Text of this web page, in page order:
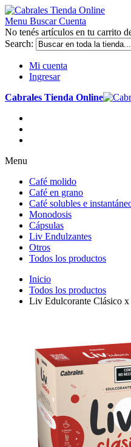
Menu Buscar Cuenta
No tenés artículos en tu carrito
Search:
Mi cuenta
Ingresar
Cabrales Tienda Online
Menu
Café molido
Café en grano
Café solubles e
Monodosis
Cápsulas
Liv Endulzantes
Otros
Todos los productos
Inicio
Todos los productos
Liv Edulcorante Clásico x